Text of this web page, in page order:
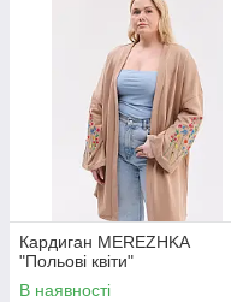
Кардиган MEREZHKA
"Польові квіти"
В наявності